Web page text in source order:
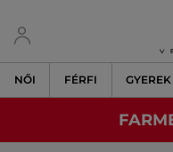
NŐI FÉRFI GYEREK